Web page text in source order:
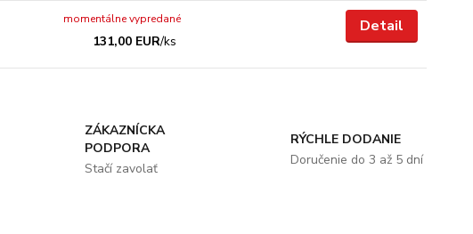
131,00 EUR/ks
momentálne vypredané Detail
ZÁKAZNÍCKA
PODPORA
Stačí zavolať
RÝCHLE DODANIE
Doručenie do 3 až 5 dní